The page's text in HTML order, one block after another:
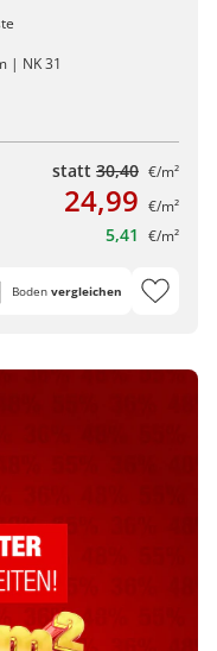
| NK 31
statt 30,40 €/m²
24,99 €/m²
5,41 €/m²
Boden vergleichen